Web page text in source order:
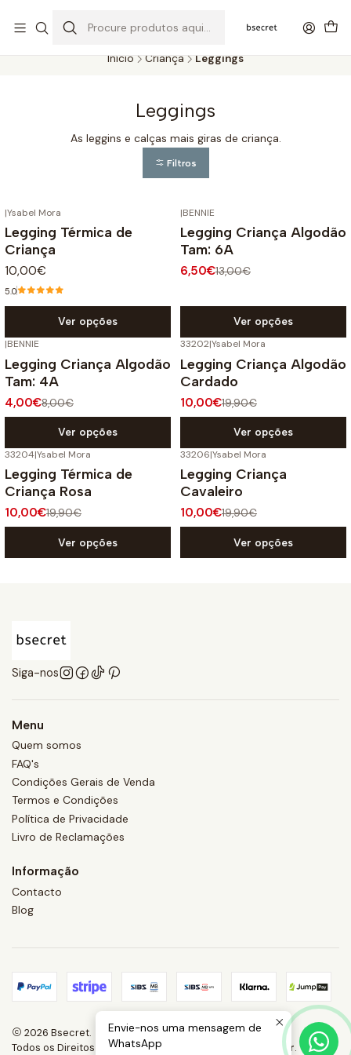
A 5 DIAS
Início Criança Leggings
Leggings
As leggins e calças mais giras de criança.
Filtros
|Ysabel Mora
Legging Térmica de
Criança
10,00€
5.0
Ver opções
-50%
|BENNIE
Legging Criança Algodão
Tam: 6A
6,50€13,00€
Ver opções
|BENNIE
Legging Criança Algodão
Tam: 4A
4,00€8,00€
Ver opções
-50%
33202|Ysabel Mora
Legging Criança Algodão
Cardado
10,00€19,90€
Ver opções
-50% DESCONTO
33204|Ysabel Mora
Legging Térmica de
Criança Rosa
10,00€19,90€
Ver opções
-50% DESCONTO
33206|Ysabel Mora
Legging Criança
Cavaleiro
10,00€19,90€
Ver opções
Siga-nos
Menu
Quem somos
FAQ's
Condições Gerais de Venda
Termos e Condições
Política de Privacidade
Livro de Reclamações
Informação
Contacto
Blog
2026 Bsecret.
Todos os Direitos Reservados.Com tecnologia Jumpseller.
Envie-nos uma mensagem de
WhatsApp